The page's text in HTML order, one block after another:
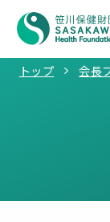
トップ 会長